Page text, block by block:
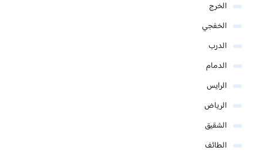
الخرج
الخفجي
الدرب
الدمام
الرايس
الرياض
الشقيق
الطائف